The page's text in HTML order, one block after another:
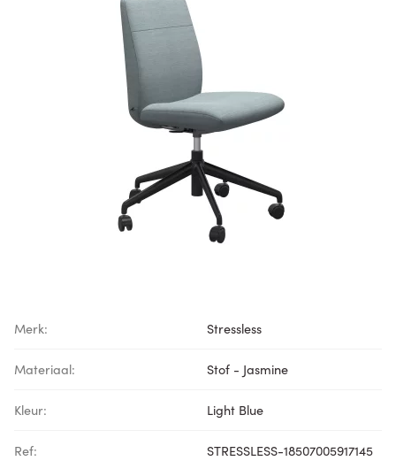
Merk: Stressless
Materiaal: Stof - Jasmine
Kleur: Light Blue
Ref: STRESSLESS-18507005917145